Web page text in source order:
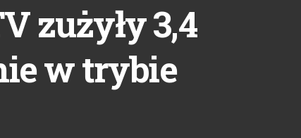
zużyły 3,4
w trybie